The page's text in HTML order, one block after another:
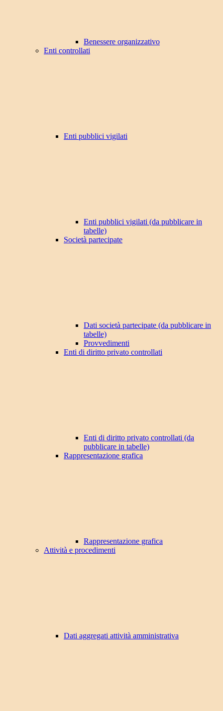
Benessere organizzativo
Enti controllati
Enti pubblici vigilati
Enti pubblici vigilati (da pubblicare in
tabelle)
Società partecipate
Dati società partecipate (da pubblicare in
tabelle)
Provvedimenti
Enti di diritto privato controllati
Enti di diritto privato controllati (da
pubblicare in tabelle)
Rappresentazione grafica
Rappresentazione grafica
Attività e procedimenti
Dati aggregati attività amministrativa